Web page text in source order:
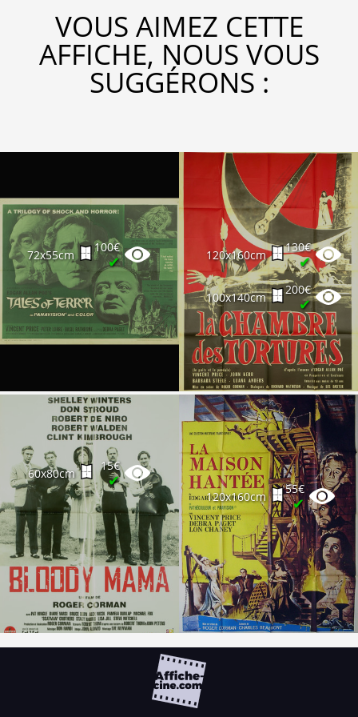
VOUS AIMEZ CETTE
AFFICHE, NOUS VOUS
SUGGÉRONS :
72x55cm
100€
✔ 120x160cm
130€
✔
100x140cm
200€
✔
60x80cm
15€
✔
120x160cm
55€
✔